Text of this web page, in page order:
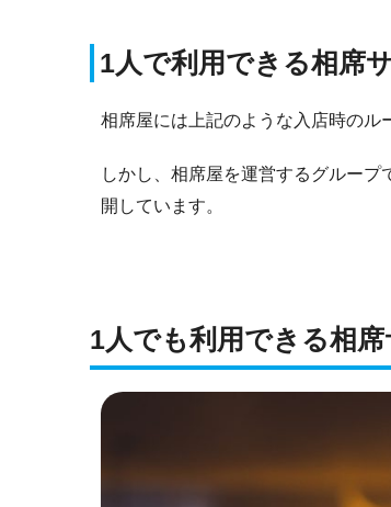
1人で利用できる相席
相席屋には上記のような入店時のル
しかし、相席屋を運営するグルー
開しています。
1人でも利用できる相席